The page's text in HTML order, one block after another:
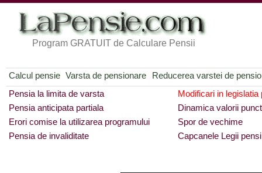
Program GRATUIT de Calculare Pensii
Calcul pensie Varsta de pensionare
Reducerea varstei de
Pensia la limita de varsta
Modificari in legislatia
Pensia anticipata partiala
Dinamica valorii
Erori comise la utilizarea programului
Spor de vechime
Pensia de invaliditate
Capcanele Legii